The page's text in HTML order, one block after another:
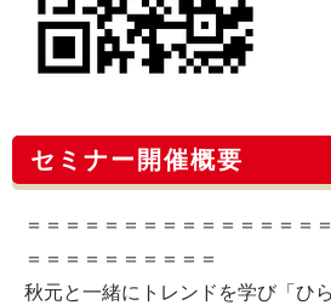
セミナー開催概要
＝＝＝＝＝＝＝＝＝＝＝＝＝＝＝
＝＝＝＝＝＝＝＝＝＝
秋元と一緒にトレンドを学び「ひ